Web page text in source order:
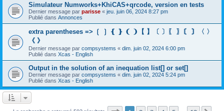
Simulateur Numworks+KhiCAS+qrcode, version en tests
Dernier message par parisse « jeu. juin 06, 2024 8:27 pm
Publié dans Annonces
extra parentheses => ❲ ❳ ❴ ❵ ❨ ❩【 】〔 〕〖 〗〘 〙〈 〉
《 》
Dernier message par compsystems « dim. juin 02, 2024 6:00 pm
Publié dans Xcas - English
Output in the solution of an inequation list[] or set[]
Dernier message par compsystems « dim. juin 02, 2024 5:24 pm
Publié dans Xcas - English